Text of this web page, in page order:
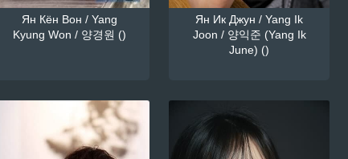
Ян Кён Вон / Yang
Kyung Won / 양경원 ()
Ян Ик Джун / Yang Ik
Joon / 양익준 (Yang Ik
June) ()